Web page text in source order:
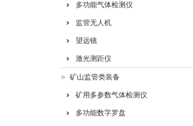
多功能气体检测仪
监管无人机
望远镜
激光测距仪
矿山监管类装备
矿用多参数气体检测仪
多功能数字罗盘